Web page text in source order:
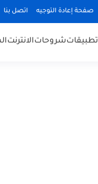
صفحة إعادة التوجيه اتصل بنا
تطبيقاتشروحاتالانترنت